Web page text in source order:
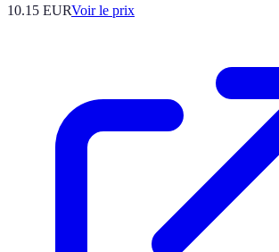
10.15 EURVoir le prix